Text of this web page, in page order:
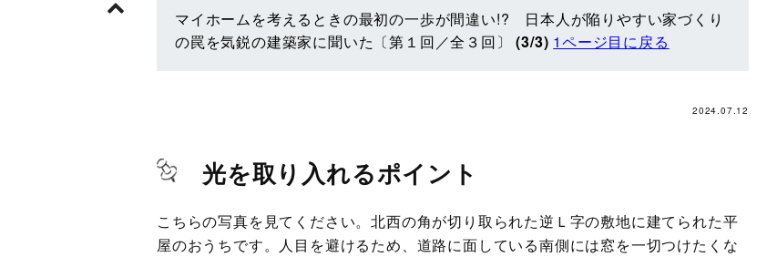
マイホームを考えるときの最初の一歩が間違い!? 日本人が陥りやすい家づくり
の罠を気鋭の建築家に聞いた〔第１回／全３回〕(3/3) 1ページ目に戻る
2024.07.12
光を取り入れるポイント
こちらの写真を見てください。北西の角が切り取られた逆Ｌ字の敷地に建てられた平
屋のおうちです。人目を避けるため、道路に面している南側には窓を一切つけたくな